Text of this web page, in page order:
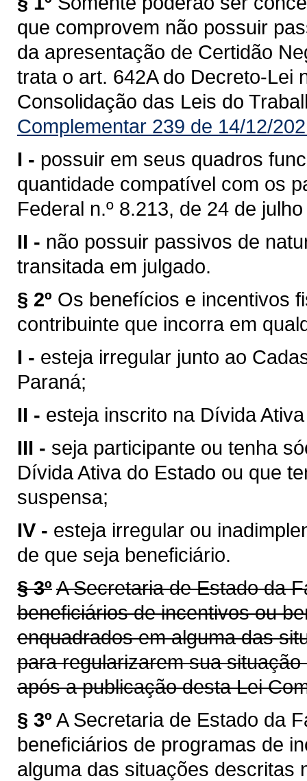
que comprovem não possuir
da apresentação de Certidão
trata o art. 642A do Decreto-Lei
Consolidação das Leis do
Complementar 239 de 14/12/
I - possuir em seus quadros
quantidade compatível com os
Federal n.º 8.213, de 24 de
II - não possuir passivos de
transitada em julgado.
§ 2º Os benefícios e incentivos
contribuinte que incorra em
I - esteja irregular junto ao
Paraná;
II - esteja inscrito na Dívida
III - seja participante ou tenha
Dívida Ativa do Estado ou que
suspensa;
IV - esteja irregular ou
de que seja beneficiário.
§ 3ºA Secretaria de Estado da
beneficiários de incentivos ou
enquadrados em alguma das
para regularizarem sua
após a publicação desta Lei
§ 3º A Secretaria de Estado da
beneficiários de programas de
alguma das situações descritas